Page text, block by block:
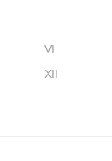
VI
XII